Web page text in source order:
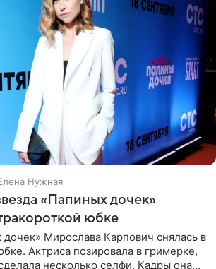
Нужная
«Папиных дочек»
юбке
Мирослава Карпович снялась в
Актриса позировала в гримерке,
несколько селфи. Кадры она